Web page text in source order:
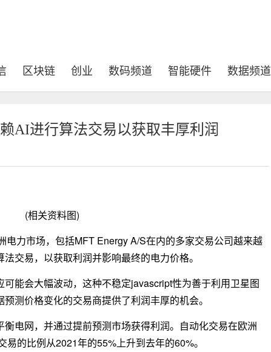
区块链 创业 数码频道 智能硬件 数据频道
AI进行算法交易以获取丰厚利润
(相关资料图)
电力市场，包括MFT Energy A/S在内的多家交易公司越来越
交易，以获取利润并影响最终的电力价格。
能会大幅波动，这种不稳定javascript性为善于利用卫星图
测价格变化的交易商提供了利润丰厚的机会。
电网，并通过提前预测市场获得利润。自动化交易在欧洲
的比例从2021年的55%上升到去年的60%。